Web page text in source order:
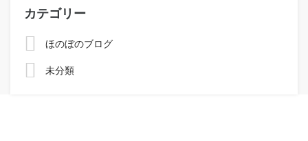
カテゴリー
ほのぼのブログ
未分類